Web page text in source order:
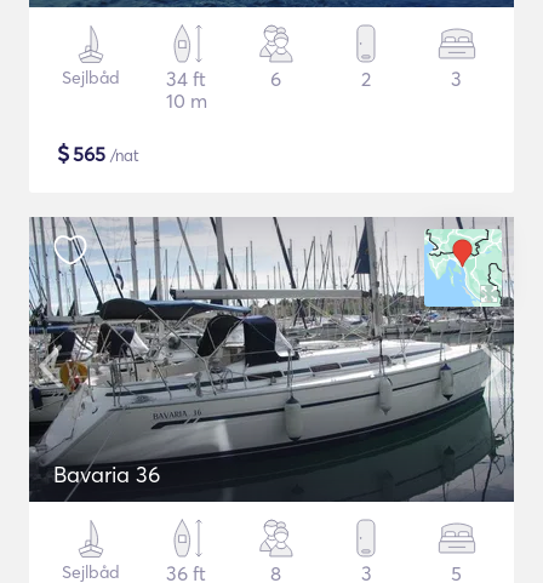
Sejlbåd
34 ft
10 m
6 2 3
$565 /nat
Bavaria 36
Sejlbåd
36 ft
8 3 5